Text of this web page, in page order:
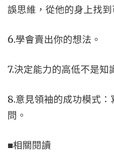
誤思維，從他的身上找到
6.學會賣出你的想法。
7.決定能力的高低不是知
8.意見領袖的成功模式
問。
■相關閱讀